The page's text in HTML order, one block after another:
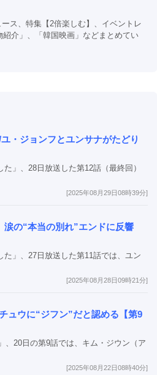
ス、特集【2倍楽しむ】、イベントレ
介」、「韓国映画」などまとめてい
・ジョンフとユンサナがたどり
」、28日放送した第12話（最終回）
[2025年08月29日08時39分]
涙の“本当の別れ”エンドに反響
」、27日放送した第11話では、ユン
[2025年08月28日09時21分]
ュウに“ジフン”だと認める【第9
、20日の第9話では、キム・ジウン（ア
[2025年08月22日08時40分]